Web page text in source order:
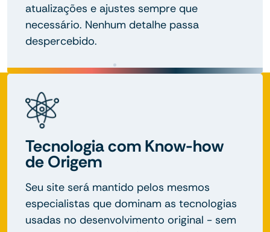
atualizações e ajustes sempre que
necessário. Nenhum detalhe passa
despercebido.
Tecnologia com Know-how
de Origem
Seu site será mantido pelos mesmos
especialistas que dominam as tecnologias
usadas no desenvolvimento original - sem